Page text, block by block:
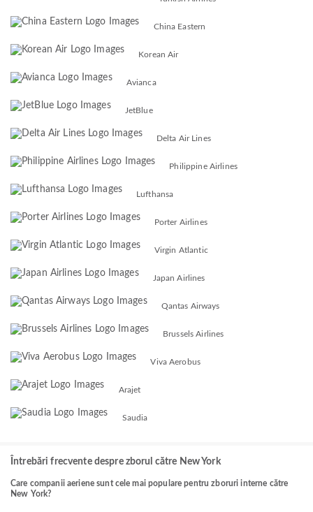
China Eastern
Korean Air
Avianca
JetBlue
Delta Air Lines
Philippine Airlines
Lufthansa
Porter Airlines
Virgin Atlantic
Japan Airlines
Qantas Airways
Brussels Airlines
Viva Aerobus
Arajet
Saudia
Întrebări frecvente despre zborul către New York
Care companii aeriene sunt cele mai populare pentru zboruri interne către
New York?